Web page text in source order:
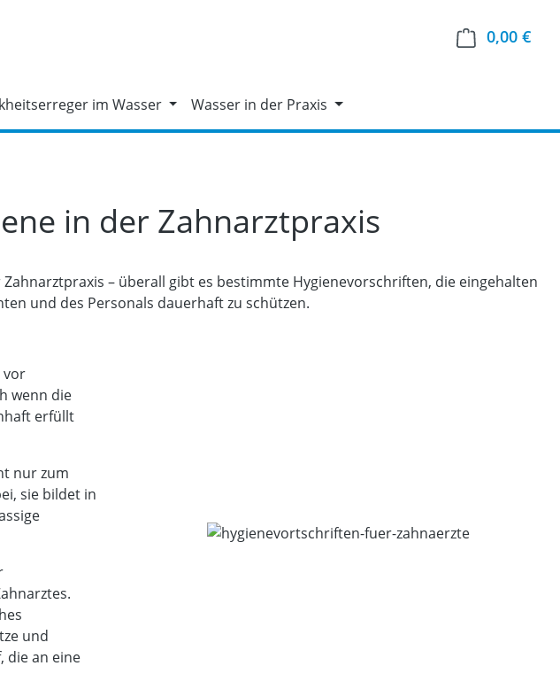
0,00 €
im Wasser Wasser in der Praxis
in der Zahnarztpraxis
– überall gibt es bestimmte Hygienevorschriften, die eingehalten
und des Personals dauerhaft zu schützen.
vor
wenn die
erfüllt
nur zum
sie bildet in
und
die an eine